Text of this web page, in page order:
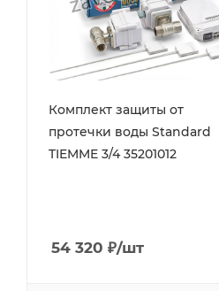
Комплект защиты от
протечки воды Standard
TIEMME 3/4 35201012
54 320 ₽/шт